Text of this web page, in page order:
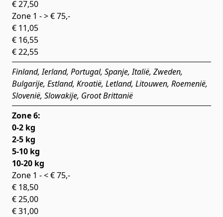
€ 27,50
Zone 1 - > € 75,-
€ 11,05
€ 16,55
€ 22,55
Finland, Ierland, Portugal, Spanje, Italië, Zweden,
Bulgarije, Estland, Kroatië, Letland, Litouwen, Roemenië,
Slovenië, Slowakije, Groot Brittanië
Zone 6:
0-2 kg
2-5 kg
5-10 kg
10-20 kg
Zone 1 - < € 75,-
€ 18,50
€ 25,00
€ 31,00